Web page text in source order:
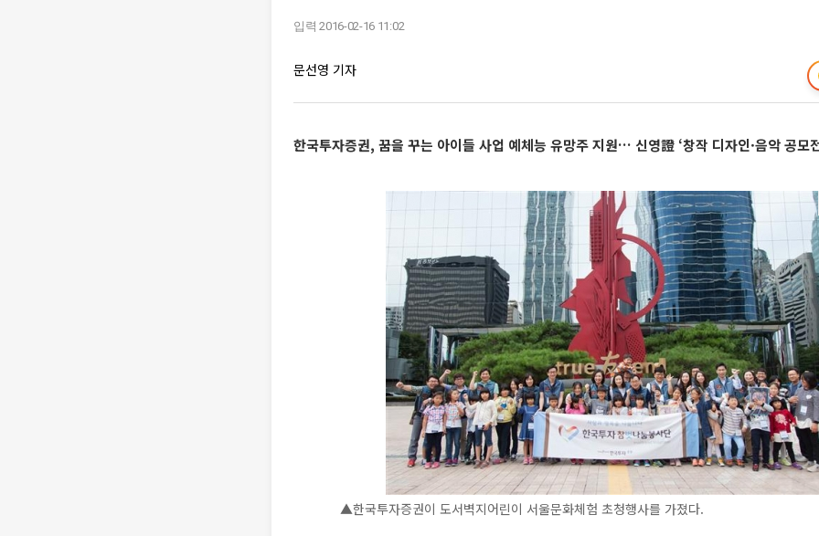
입력 2016-02-16 11:02
문선영 기자
한국투자증권, 꿈을 꾸는 아이들 사업 예체능 유망주 지원… 신영證 ‘창작 디자인·음악 공모
▲한국투자증권이 도서벽지어린이 서울문화체험 초청행사를 가졌다.